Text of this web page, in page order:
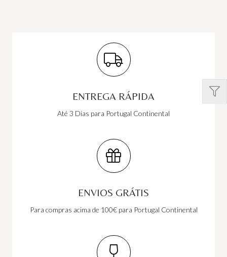
ENTREGA RÁPIDA
Até 3 Dias para Portugal Continental
ENVIOS GRÁTIS
Para compras acima de 100€ para Portugal Continental